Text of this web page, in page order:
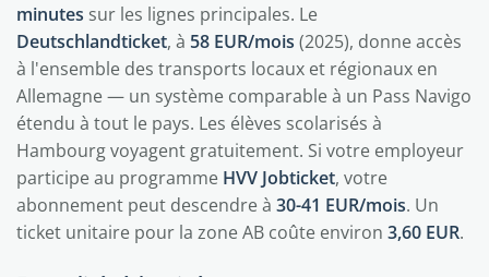
minutes sur les lignes principales. Le
Deutschlandticket, à 58 EUR/mois (2025), donne accès
à l'ensemble des transports locaux et régionaux en
Allemagne — un système comparable à un Pass Navigo
étendu à tout le pays. Les élèves scolarisés à
Hambourg voyagent gratuitement. Si votre employeur
participe au programme HVV Jobticket, votre
abonnement peut descendre à 30-41 EUR/mois. Un
ticket unitaire pour la zone AB coûte environ 3,60 EUR.